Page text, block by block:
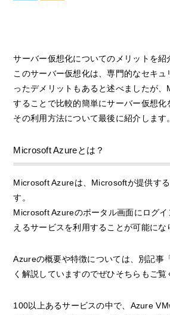
サーバー仮想化についてのメリットを紹
このサーバー仮想化は、専門的なセキ
ったデメリットもあると述べましたが
することで比較的簡単にサーバー仮想化
その利用方法について最後に紹介します。
Microsoft Azureとは？
Microsoft Azureは、Microsoftが提供す
す。
Microsoft Azureのポータル画面にログ
えるサービスを利用することが可能にな
Azureの概要や特徴については、別記事
く解説していますのでぜひそちらもご覧
100以上あるサービスの中で、Azure